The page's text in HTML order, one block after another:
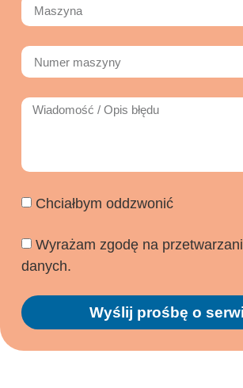
Chciałbym oddzwonić
Wyrażam zgodę na
danych.
Wyślij prośbę o